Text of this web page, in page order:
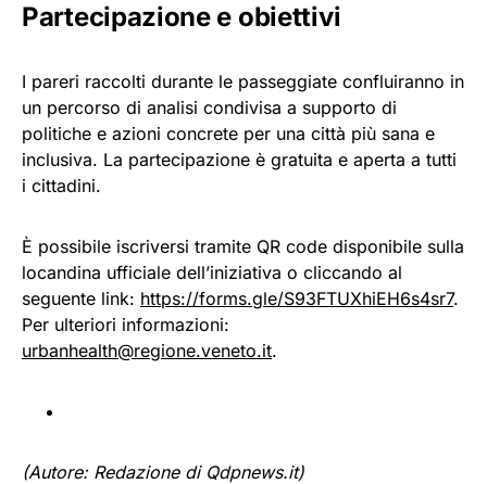
Partecipazione e obiettivi
I pareri raccolti durante le passeggiate confluiranno in
un percorso di analisi condivisa a supporto di
politiche e azioni concrete per una città più sana e
inclusiva. La partecipazione è gratuita e aperta a tutti
i cittadini.
È possibile iscriversi tramite QR code disponibile sulla
locandina ufficiale dell’iniziativa o cliccando al
seguente link: https://forms.gle/S93FTUXhiEH6s4sr7.
Per ulteriori informazioni:
urbanhealth@regione.veneto.it.
(Autore: Redazione di Qdpnews.it)